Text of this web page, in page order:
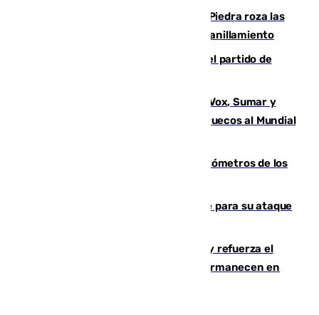
La laguna malagueña de Fuente de Piedra roza las
30.000 parejas de flamencos antes del anillamiento
Sigue en directo la retransmisión del partido de
La crisis migratoria de Ceuta une a Vox, Sumar y
Podemos contra la candidatura de Marruecos al Mundial
Diputación limpia de residuos 170 kilómetros de los
El Real Madrid ficha a Yan Diomande para su ataque
El Gobierno instala duchas y baños y refuerza el
CETI para los miles de migrantes que permanecen en